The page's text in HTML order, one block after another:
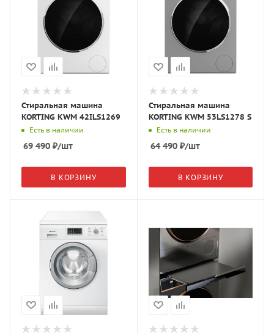
Стиральная машина
KORTING KWM 42ILS1269
Есть в наличии
69 490 ₽/шт
В КОРЗИНУ
Стиральная машина
KORTING KWM 53LS1278 S
Есть в наличии
64 490₽/шт
В КОРЗИНУ